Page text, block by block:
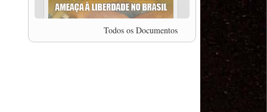
professor da Unisinos e Doutor em Ciências da
Comunicação da USP, Rafael Grohmann, que
coordena uma pesquisa internacional que visa
pressionar as plataformas digitais por melhores
Todos os Documentos